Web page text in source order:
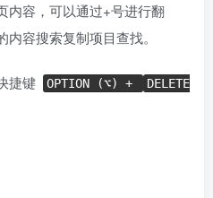
内容，可以通过+号进行翻
容搜索复制项目查找。
捷键 OPTION (⌥) +
DELETE